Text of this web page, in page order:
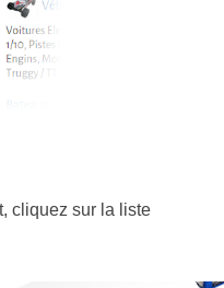
cliquez sur la liste